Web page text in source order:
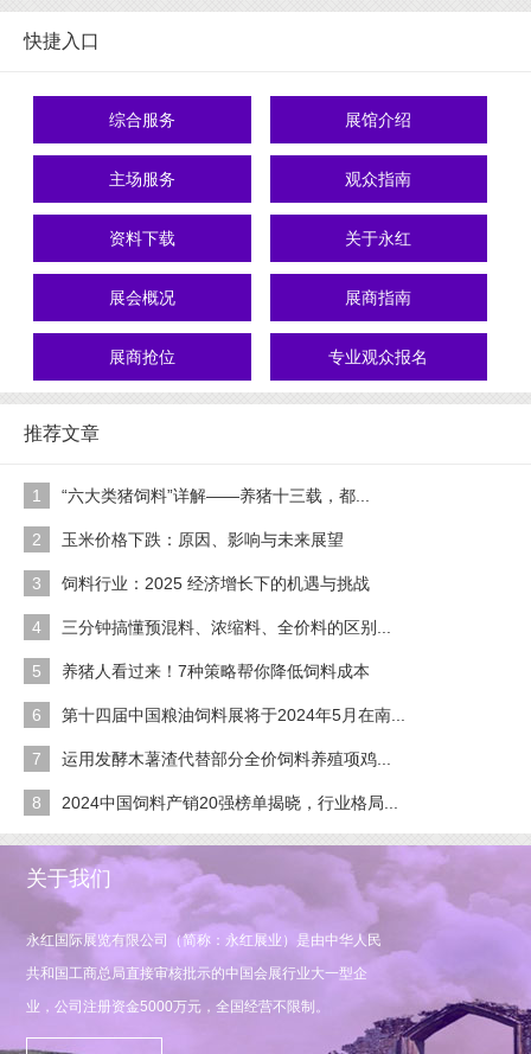
快捷入口
综合服务 展馆介绍
主场服务 观众指南
资料下载 关于永红
展会概况 展商指南
展商抢位 专业观众报名
推荐文章
1 “六大类猪饲料”详解——养猪十三载，都...
2 玉米价格下跌：原因、影响与未来展望
3 饲料行业：2025 经济增长下的机遇与挑战
4 三分钟搞懂预混料、浓缩料、全价料的区别...
5 养猪人看过来！7种策略帮你降低饲料成本
6 第十四届中国粮油饲料展将于2024年5月在南...
7 运用发酵木薯渣代替部分全价饲料养殖项鸡...
8 2024中国饲料产销20强榜单揭晓，行业格局...
关于我们
永红国际展览有限公司（简称：永红展业）是由中华人民
共和国工商总局直接审核批示的中国会展行业大一型企
业，公司注册资金5000万元，全国经营不限制。